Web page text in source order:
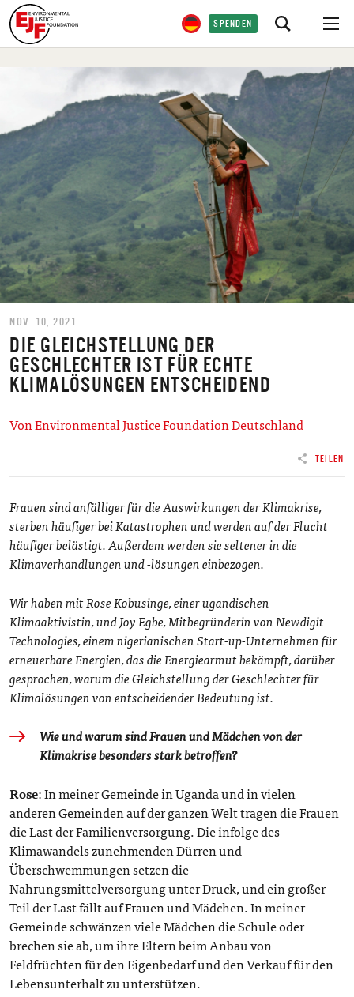
SPENDEN
NOV. 10, 2021
DIE GLEICHSTELLUNG DER
GESCHLECHTER IST FÜR ECHTE
KLIMALÖSUNGEN ENTSCHEIDEND
Von Environmental Justice Foundation Deutschland
TEILEN
Frauen sind anfälliger für die Auswirkungen der Klimakrise,
sterben häufiger bei Katastrophen und werden auf der Flucht
häufiger belästigt. Außerdem werden sie seltener in die
Klimaverhandlungen und -lösungen einbezogen.
Wir haben mit Rose Kobusinge, einer ugandischen
Klimaaktivistin, und Joy Egbe, Mitbegründerin von Newdigit
Technologies, einem nigerianischen Start-up-Unternehmen für
erneuerbare Energien, das die Energiearmut bekämpft, darüber
gesprochen, warum die Gleichstellung der Geschlechter für
Klimalösungen von entscheidender Bedeutung ist.
Wie und warum sind Frauen und Mädchen von der
Klimakrise besonders stark betroffen?
Rose: In meiner Gemeinde in Uganda und in vielen
anderen Gemeinden auf der ganzen Welt tragen die Frauen
die Last der Familienversorgung. Die infolge des
Klimawandels zunehmenden Dürren und
Überschwemmungen setzen die
Nahrungsmittelversorgung unter Druck, und ein großer
Teil der Last fällt auf Frauen und Mädchen. In meiner
Gemeinde schwänzen viele Mädchen die Schule oder
brechen sie ab, um ihre Eltern beim Anbau von
Feldfrüchten für den Eigenbedarf und den Verkauf für den
Lebensunterhalt zu unterstützen.